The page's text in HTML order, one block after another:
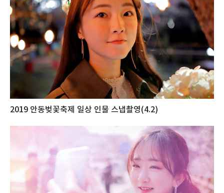
2019 안동벚꽃축제 일상 인물 스냅촬영(4.2)